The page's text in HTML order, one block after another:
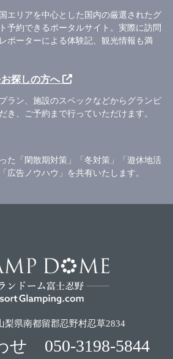
エリアを中心とした国内の厳選されたグ
予約できるポータルサイト。実際に訪問
ポーターによる体験記、観光情報も満
お探しの方へ
ラン、施設のスペックなどからグランピ
き、ご予約まで行っていただけます。
た「閑散期対策」「冬対策」「遊休地活
広告ノウハウ」を共有いたします。
梨県南都留郡忍野村忍草2834
せ 050-3198-5844